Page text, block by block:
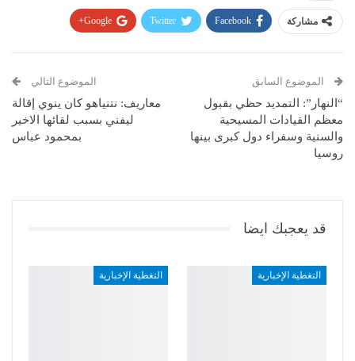
مشاركة Facebook
Twitter
Google+
البريد الإلكتروني
الموضوع السابق
“النهار”: التمديد حظي بقبول
معظم القيادات المسيحية
والسنية وسفراء دول كبرى بينها
روسيا
الموضوع التالي
معاريف: نتنياهو كان ينوي إقالة
ليفني بسبب لقائها الاخير
بمحمود عباس
قد يعجبك ايضا
التغطية الإخبارية التغطية الإخبارية